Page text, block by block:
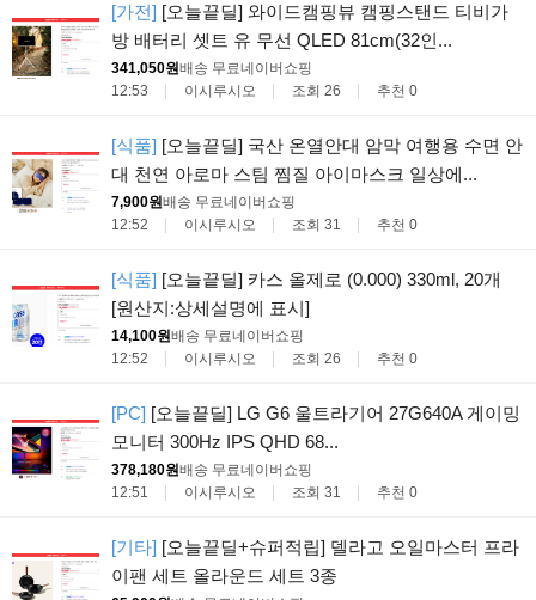
[가전] [오늘끝딜] 와이드캠핑뷰 캠핑스탠드 티비가
방 배터리 셋트 유 무선 QLED 81cm(32인...
341,050원배송 무료네이버쇼핑
12:53
이시루시오 조회 26 추천 0
[식품] [오늘끝딜] 국산 온열안대 암막 여행용 수면 안
대 천연 아로마 스팀 찜질 아이마스크 일상에...
7,900원배송 무료네이버쇼핑
12:52
이시루시오 조회 31 추천 0
[식품] [오늘끝딜] 카스 올제로 (0.000) 330ml, 20개
[원산지:상세설명에 표시]
14,100원배송 무료네이버쇼핑
12:52
이시루시오 조회 26 추천 0
[PC] [오늘끝딜] LG G6 울트라기어 27G640A 게이밍
모니터 300Hz IPS QHD 68...
378,180원배송 무료네이버쇼핑
12:51
이시루시오 조회 31 추천 0
[기타] [오늘끝딜+슈퍼적립] 델라고 오일마스터 프라
이팬 세트 올라운드 세트 3종